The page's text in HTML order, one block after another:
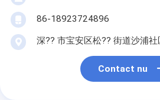
86-18923724896
深?? 市宝安区松?? 街道沙浦
Contact nu